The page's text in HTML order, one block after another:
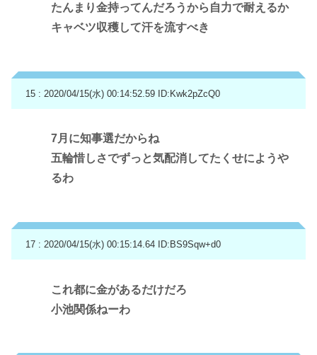
たんまり金持ってんだろうから自力で耐えるか
キャベツ収穫して汗を流すべき
15 : 2020/04/15(水) 00:14:52.59 ID:Kwk2pZcQ0
7月に知事選だからね
五輪惜しさでずっと気配消してたくせにようや
るわ
17 : 2020/04/15(水) 00:15:14.64 ID:BS9Sqw+d0
これ都に金があるだけだろ
小池関係ねーわ